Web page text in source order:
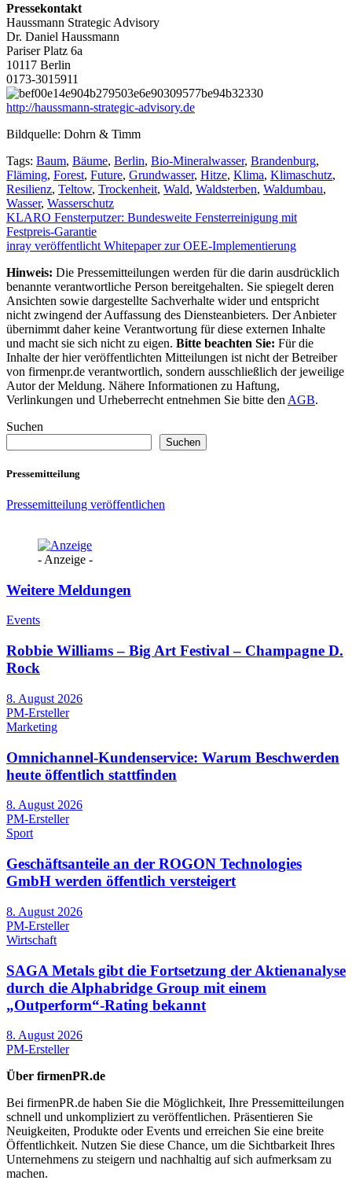
Pressekontakt
Haussmann Strategic Advisory
Dr. Daniel Haussmann
Pariser Platz 6a
10117 Berlin
0173-3015911
http://haussmann-strategic-advisory.de
Bildquelle: Dohrn & Timm
Tags: Baum, Bäume, Berlin, Bio-Mineralwasser, Brandenburg,
Fläming, Forest, Future, Grundwasser, Hitze, Klima, Klimaschutz,
Resilienz, Teltow, Trockenheit, Wald, Waldsterben, Waldumbau,
Wasser, Wasserschutz
Beitragsnavigation
KLARO Fensterputzer: Bundesweite Fensterreinigung mit
Festpreis-Garantie
inray veröffentlicht Whitepaper zur OEE-Implementierung
Hinweis: Die Pressemitteilungen werden für die darin ausdrücklich
benannte verantwortliche Person bereitgehalten. Sie spiegelt deren
Ansichten sowie dargestellte Sachverhalte wider und entspricht
nicht zwingend der Auffassung des Diensteanbieters. Der Anbieter
übernimmt daher keine Verantwortung für diese externen Inhalte
und macht sie sich nicht zu eigen. Bitte beachten Sie: Für die
Inhalte der hier veröffentlichten Mitteilungen ist nicht der Betreiber
von firmenpr.de verantwortlich, sondern ausschließlich der jeweilige
Autor der Meldung. Nähere Informationen zu Haftung,
Verlinkungen und Urheberrecht entnehmen Sie bitte den AGB.
Suchen
Suchen
Pressemitteilung
Pressemitteilung veröffentlichen
- Anzeige -
Weitere Meldungen
Events
Robbie Williams – Big Art Festival – Champagne D.
Rock
8. August 2026
PM-Ersteller
Marketing
Omnichannel-Kundenservice: Warum Beschwerden
heute öffentlich stattfinden
8. August 2026
PM-Ersteller
Sport
Geschäftsanteile an der ROGON Technologies
GmbH werden öffentlich versteigert
8. August 2026
PM-Ersteller
Wirtschaft
SAGA Metals gibt die Fortsetzung der Aktienanalyse
durch die Alphabridge Group mit einem
„Outperform“-Rating bekannt
8. August 2026
PM-Ersteller
Über firmenPR.de
Bei firmenPR.de haben Sie die Möglichkeit, Ihre Pressemitteilungen
schnell und unkompliziert zu veröffentlichen. Präsentieren Sie
Neuigkeiten, Produkte oder Events und erreichen Sie eine breite
Öffentlichkeit. Nutzen Sie diese Chance, um die Sichtbarkeit Ihres
Unternehmens zu steigern und nachhaltig auf sich aufmerksam zu
machen.